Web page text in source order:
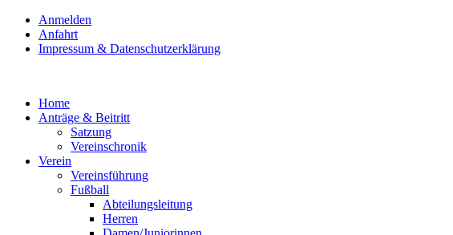
Anmelden
Anfahrt
Impressum & Datenschutzerklärung
Home
Anträge & Beitritt
Satzung
Vereinschronik
Verein
Vereinsführung
Fußball
Abteilungsleitung
Herren